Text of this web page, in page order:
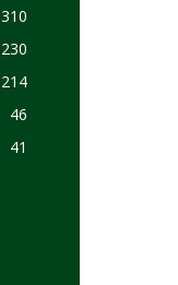
310
230
214
46
41